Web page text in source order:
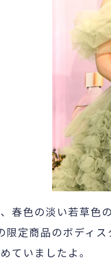
春色の淡い若草色
限定商品のボディス
ていましたよ。